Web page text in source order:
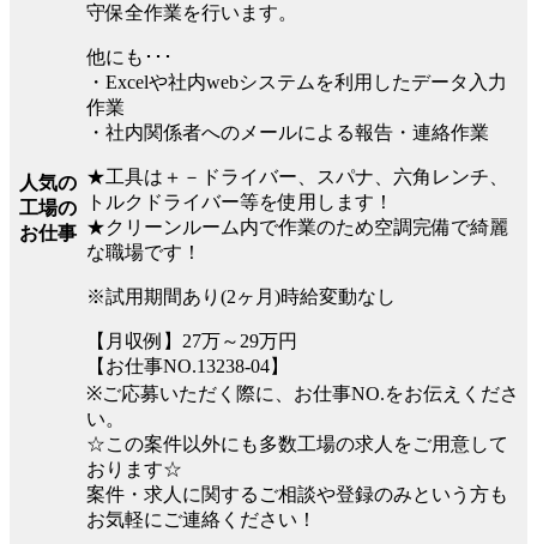
人気の
工場の
お仕事
守保全作業を行います。
他にも･･･
・Excelや社内webシステムを利用したデータ入力
作業
・社内関係者へのメールによる報告・連絡作業
★工具は＋－ドライバー、スパナ、六角レンチ、
トルクドライバー等を使用します！
★クリーンルーム内で作業のため空調完備で綺麗
な職場です！
※試用期間あり(2ヶ月)時給変動なし
【月収例】27万～29万円
【お仕事NO.13238-04】
※ご応募いただく際に、お仕事NO.をお伝えくださ
い。
☆この案件以外にも多数工場の求人をご用意して
おります☆
案件・求人に関するご相談や登録のみという方も
お気軽にご連絡ください！